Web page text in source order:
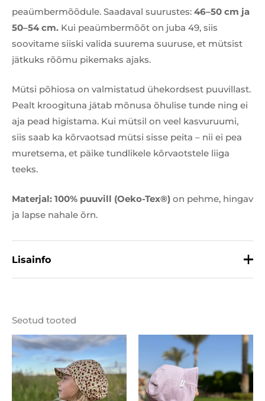
peaümbermõõdule. Saadaval suurustes: 46–50 cm ja
50–54 cm. Kui peaümbermõõt on juba 49, siis
soovitame siiski valida suurema suuruse, et mütsist
jätkuks rõõmu pikemaks ajaks.
Mütsi põhiosa on valmistatud ühekordsest puuvillast.
Pealt kroogituna jätab mõnusa õhulise tunde ning ei
aja pead higistama. Kui mütsil on veel kasvuruumi,
siis saab ka kõrvaotsad mütsi sisse peita – nii ei pea
muretsema, et päike tundlikele kõrvaotstele liiga
teeks.
Materjal: 100% puuvill (Oeko-Tex®) on pehme, hingav
ja lapse nahale õrn.
Lisainfo
Materjal
Seotud tooted